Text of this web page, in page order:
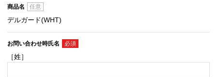
商品名
デルガード(WHT)
お問い合わせ時氏名
［姓］